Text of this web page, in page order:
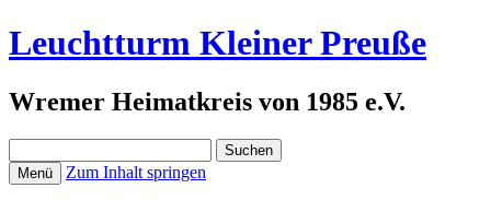
Leuchtturm Kleiner Preuße
Wremer Heimatkreis von 1985 e.V.
nach:
Menü Zum Inhalt springen